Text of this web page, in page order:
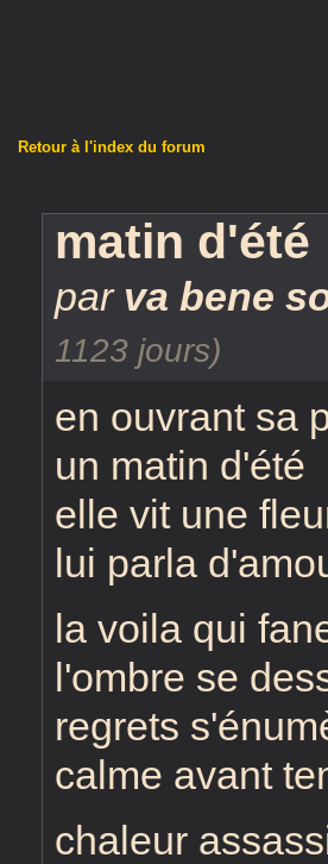
Retour à l'index du forum
matin d'été
par va bene
1123 jours)
en ouvrant sa
un matin d'été
elle vit une
lui parla
la voila qui
l'ombre se
regrets
calme avant
chaleur